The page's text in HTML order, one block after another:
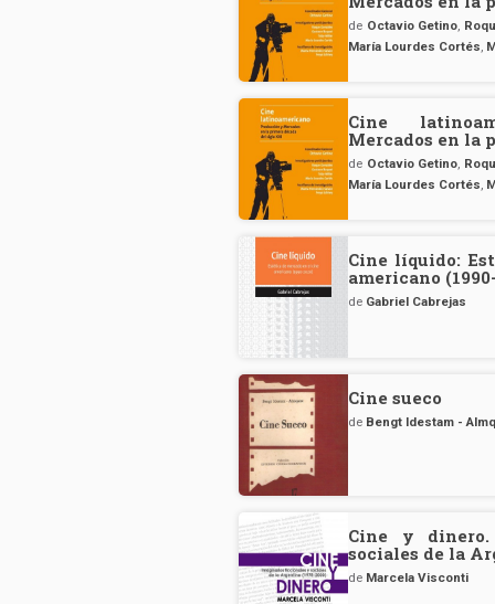
de Octavio Getino,
María Lourdes Cortés,
Cine
Mercados en la
de Octavio Getino,
María Lourdes Cortés,
Cine líquido:
americano
de Gabriel Cabrejas
Cine sueco
de Bengt Idestam -
Cine y
sociales de la
de Marcela Visconti